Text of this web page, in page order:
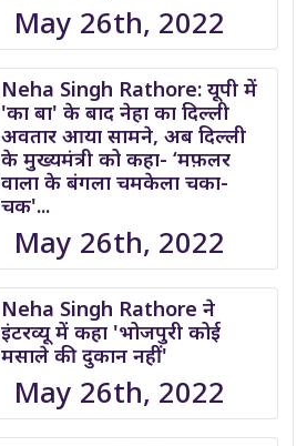
May 26th, 2022
Neha Singh Rathore: यूपी में
'का बा' के बाद नेहा का दिल्ली
अवतार आया सामने, अब दिल्ली
के मुख्यमंत्री को कहा- ‘मफ़लर
वाला के बंगला चमकेला चका-
चक'...
May 26th, 2022
Neha Singh Rathore ने
इंटरव्यू में कहा 'भोजपुरी कोई
मसाले की दुकान नहीं'
May 26th, 2022